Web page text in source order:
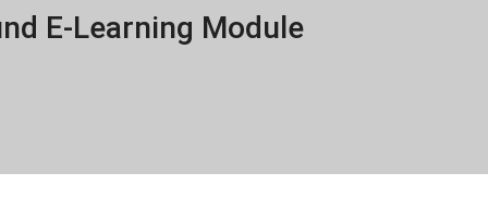
E-Learning Module